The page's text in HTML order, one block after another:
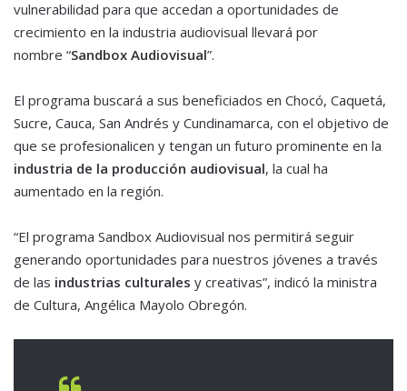
vulnerabilidad para que accedan a oportunidades de
crecimiento en la industria audiovisual llevará por
nombre “Sandbox Audiovisual”.
El programa buscará a sus beneficiados en Chocó, Caquetá,
Sucre, Cauca, San Andrés y Cundinamarca, con el objetivo de
que se profesionalicen y tengan un futuro prominente en la
industria de la producción audiovisual, la cual ha
aumentado en la región.
“El programa Sandbox Audiovisual nos permitirá seguir
generando oportunidades para nuestros jóvenes a través
de las industrias culturales y creativas”, indicó la ministra
de Cultura, Angélica Mayolo Obregón.